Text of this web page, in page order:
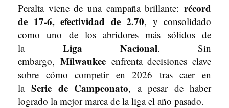
Peralta viene de una campaña brillante: récord
de 17-6, efectividad de 2.70, y consolidado
como uno de los abridores más sólidos de
la Liga Nacional. Sin
embargo, Milwaukeeenfrenta decisiones clave
sobre cómo competir en 2026 tras caer en
laSerie de Campeonato, a pesar de haber
logrado la mejor marca de la liga el año pasado.